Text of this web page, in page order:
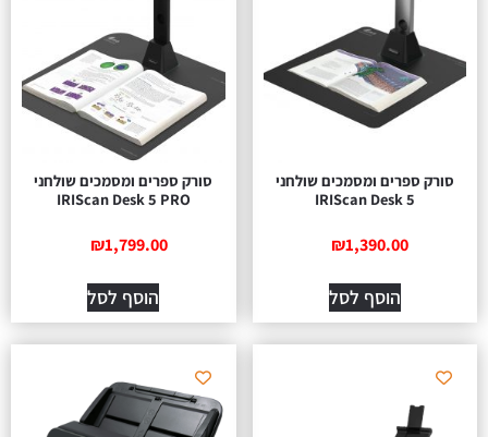
סורק ספרים ומסמכים שולחני
IRIScan Desk 5
₪1,390.00
הוסף לסל
סורק ספרים ומסמכים שולחני
IRIScan Desk 5 PRO
₪1,799.00
הוסף לסל